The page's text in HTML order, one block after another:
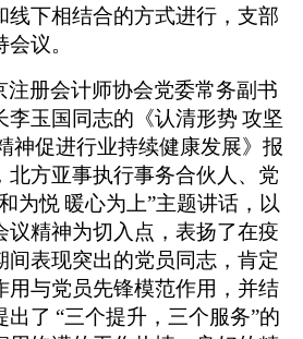
线下相结合的方式进行，支部
议。
注册会计师协会党委常务副书
李玉国同志的《认清形势 攻坚
神促进行业持续健康发展》报
北方亚事执行事务合伙人、党
为悦 暖心为上”主题讲话，以
议精神为切入点，表扬了在疫
间表现突出的党员同志，肯定
用与党员先锋模范作用，并结
出了 “三个提升，三个服务”的